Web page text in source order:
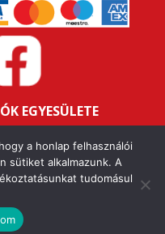
EGYESÜLETE
11646259
1-43
a honlap felhasználói
sütiket alkalmazunk. A
tudomásul